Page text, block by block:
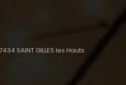
SAINT GILLES les Hauts